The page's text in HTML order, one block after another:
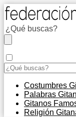
Costumbres
Palabras
Gitanos
Religión